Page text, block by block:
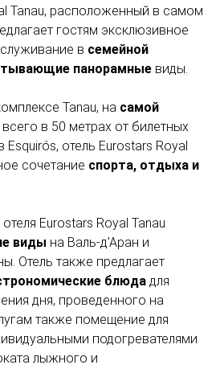
Tanau, расположенный в самом
гостям эксклюзивное
в семейной
панорамные виды.
Tanau, на самой
всего в 50 метрах от билетных
отель Eurostars Royal
сочетание спорта, отдыха и
Eurostars Royal Tanau
виды на Валь-д'Аран и
Отель также предлагает
блюда для
дня, проведенного на
также помещение для
подогревателями
лыжного и